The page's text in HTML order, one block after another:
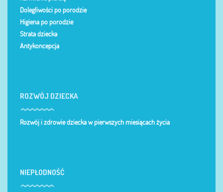
Dolegliwości po porodzie
Higiena po porodzie
Strata dziecka
Antykoncepcja
ROZWÓJ DZIECKA
Rozwój i zdrowie dziecka w pierwszych miesiącach życia
NIEPŁODNOŚĆ